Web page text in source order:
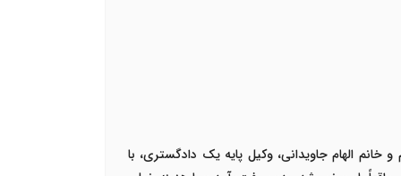
الهام جاویدانی،وکیل پایه یک دادگستری، با